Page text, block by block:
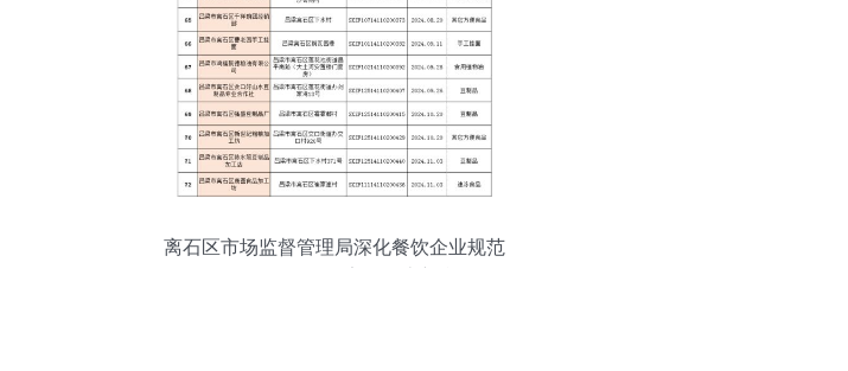
离石区市场监督管理局深化餐饮企业规范